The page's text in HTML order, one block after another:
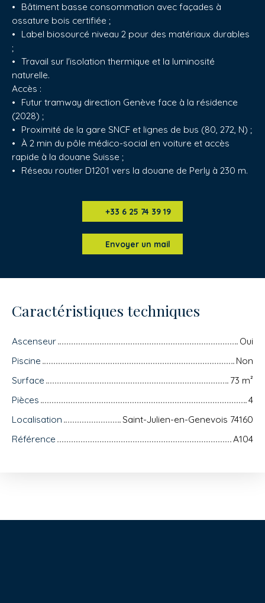
Bâtiment basse consommation avec façades à
ossature bois certifiée ;
Label biosourcé niveau 2 pour des matériaux durables
;
Travail sur l'isolation thermique et la luminosité
naturelle.
Accès :
Futur tramway direction Genève face à la résidence
(2028) ;
Proximité de la gare SNCF et lignes de bus (80, 272, N) ;
À 2 min du pôle médico-social en voiture et accès
rapide à la douane Suisse ;
Réseau routier D1201 vers la douane de Perly à 230 m.
+33 6 25 74 39 19
Envoyer un mail
Caractéristiques techniques
Ascenseur
Oui
Piscine
Non
Surface
73 m²
Pièces
4
Localisation
Saint-Julien-en-Genevois 74160
Référence
A104